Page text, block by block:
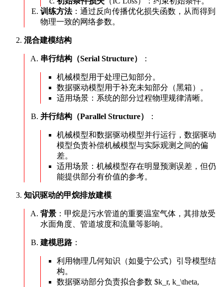
训练方法：通过反向传播优化损失函数，从而得到
物理一致的网络参数。
混合建模结构
串行结构（Serial Structure） ：
机械模型用于处理已知部分。
数据驱动模型用于补充未知部分（黑箱）。
适用场景：系统的部分过程物理规律清晰。
并行结构（Parallel Structure） ：
机械模型和数据驱动模型并行运行，数据驱动
模型负责补偿机械模型与实际观测之间的偏
差。
适用场景：机械模型存在明显预测误差，但仍
能提供部分有价值的参考。
知识驱动的甲烷排放建模
背景 ：甲烷是污水管道的重要温室气体，其排放受
水面角度、管道坡度和流量等影响。
建模思路 ：
利用物理几何知识（如曼宁公式）引导模型结
构。
数据驱动部分负责拟合参数 $k_r, k_\theta,